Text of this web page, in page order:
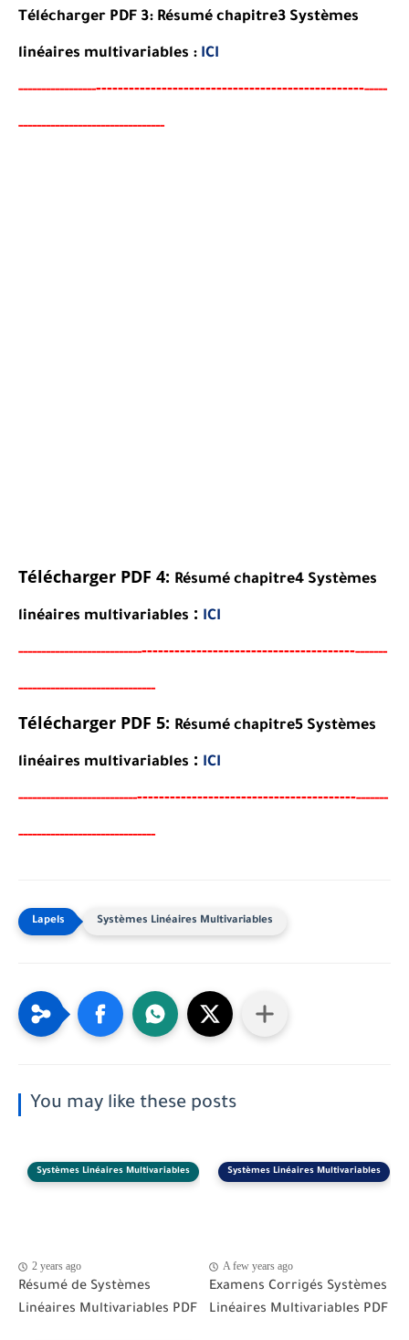
Télécharger PDF 3: Résumé chapitre3 Systèmes
linéaires multivariables : ICI
-----------------------------------------------------------------------
--------------------------------
Télécharger PDF 4: Résumé chapitre4 Systèmes
linéaires multivariables : ICI
-------------------------------------------------------------------------
------------------------------
Télécharger PDF 5: Résumé chapitre5 Systèmes
linéaires multivariables : ICI
-------------------------------------------------------------------------
------------------------------
Systèmes Linéaires Multivariables
You may like these posts
Systèmes Linéaires Multivariables
2 years ago
Résumé de Systèmes
Linéaires Multivariables PDF
Systèmes Linéaires Multivariables
A few years ago
Examens Corrigés Systèmes
Linéaires Multivariables PDF